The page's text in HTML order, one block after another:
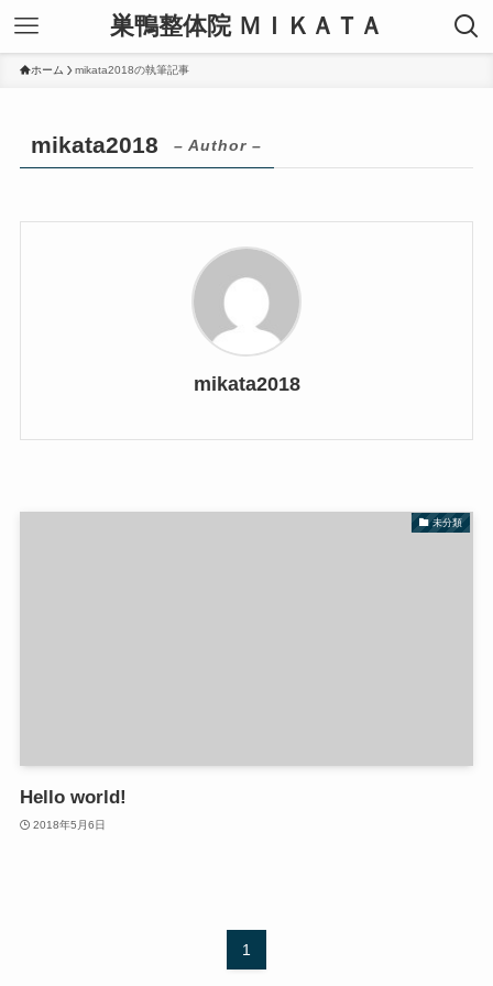
巣鴨整体院 ＭＩＫＡＴＡ
ホーム mikata2018の執筆記事
mikata2018 – Author –
mikata2018
未分類
Hello world!
2018年5月6日
1